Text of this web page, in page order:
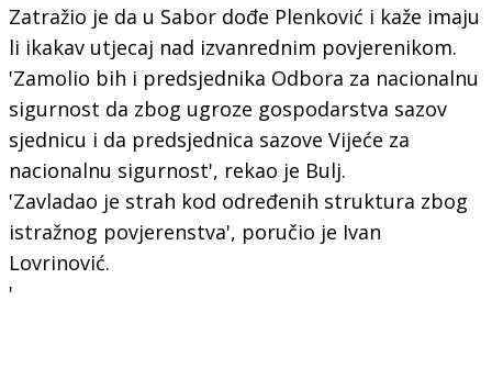
Zatražio je da u Sabor dođe Plenković i kaže imaju
li ikakav utjecaj nad izvanrednim povjerenikom.
'Zamolio bih i predsjednika Odbora za nacionalnu
sigurnost da zbog ugroze gospodarstva sazov
sjednicu i da predsjednica sazove Vijeće za
nacionalnu sigurnost', rekao je Bulj.
'Zavladao je strah kod određenih struktura zbog
istražnog povjerenstva', poručio je Ivan
Lovrinović.
'